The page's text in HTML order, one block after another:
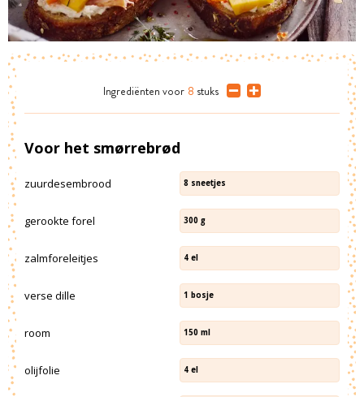
Ingrediënten voor 8 stuks
Voor het smørrebrød
zuurdesembrood 8 sneetjes
gerookte forel 300 g
zalmforeleitjes 4 el
verse dille 1 bosje
room 150 ml
olijfolie 4 el